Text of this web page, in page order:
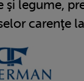
şi legume,
carenţe